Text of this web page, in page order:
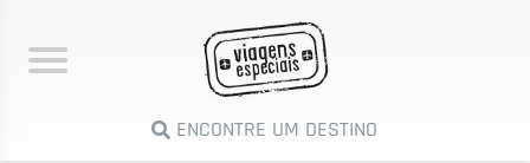
ENCONTRE UM DESTINO